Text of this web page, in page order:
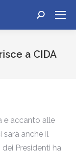
Cerca:
a CIDA
e accanto alle
sarà anche il
Presidenti ha